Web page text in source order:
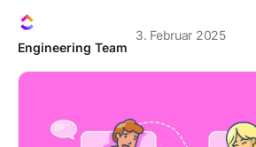
Engineering Team
3. Februar 2025